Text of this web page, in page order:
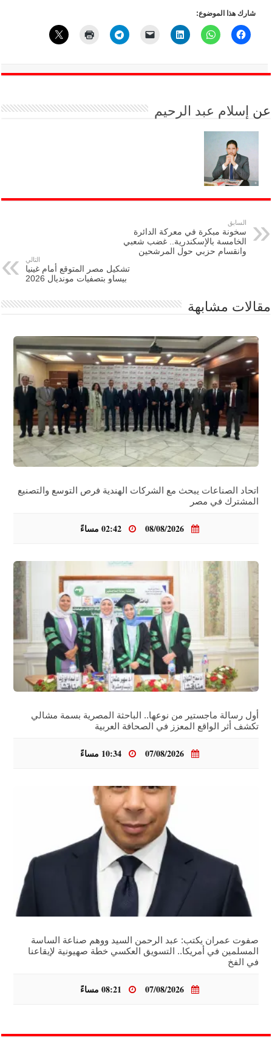
شارك هذا الموضوع:
عن إسلام عبد الرحيم
السابق
سخونة مبكرة في معركة الدائرة
الخامسة بالإسكندرية.. غضب شعبي
وانقسام حزبي حول المرشحين
التالي
تشكيل مصر المتوقع أمام غينيا
بيساو بتصفيات مونديال 2026
مقالات مشابهة
اتحاد الصناعات يبحث مع الشركات الهندية فرص التوسع والتصنيع
المشترك في مصر
أول رسالة ماجستير من نوعها.. الباحثة المصرية بسمة مشالي
تكشف أثر الواقع المعزز في الصحافة العربية
صفوت عمران يكتب: عبد الرحمن السيد ووهم صناعة الساسة
المسلمين في أمريكا.. التسويق العكسي خطة صهيونية لإيقاعنا
في الفخ